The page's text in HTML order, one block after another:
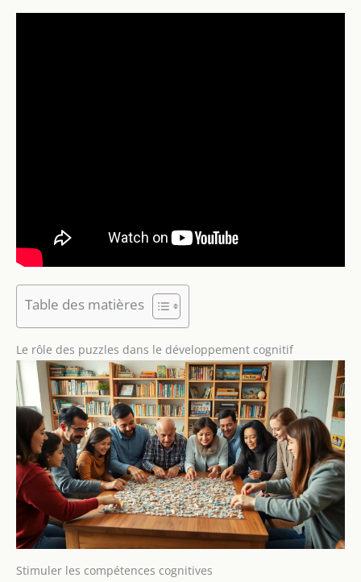
Table des matières
Le rôle des puzzles dans le développement cognitif
Stimuler les compétences cognitives